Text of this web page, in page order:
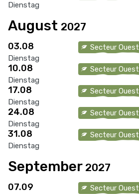
Dienstag
August 2027
03.08
Dienstag
Secteur Ouest
10.08
Dienstag
Secteur Ouest
17.08
Dienstag
Secteur Ouest
24.08
Dienstag
Secteur Ouest
31.08
Dienstag
Secteur Ouest
September 2027
07.09 Secteur Ouest